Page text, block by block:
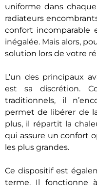
uniforme dans
radiateurs
confort incomparable
inégalée. Mais alors,
solution lors de votre
L’un des principaux
est sa discrétion.
traditionnels, il
permet de libérer de
plus, il répartit la
qui assure un confort
les plus grandes.
Ce dispositif est
terme. Il fonctionne